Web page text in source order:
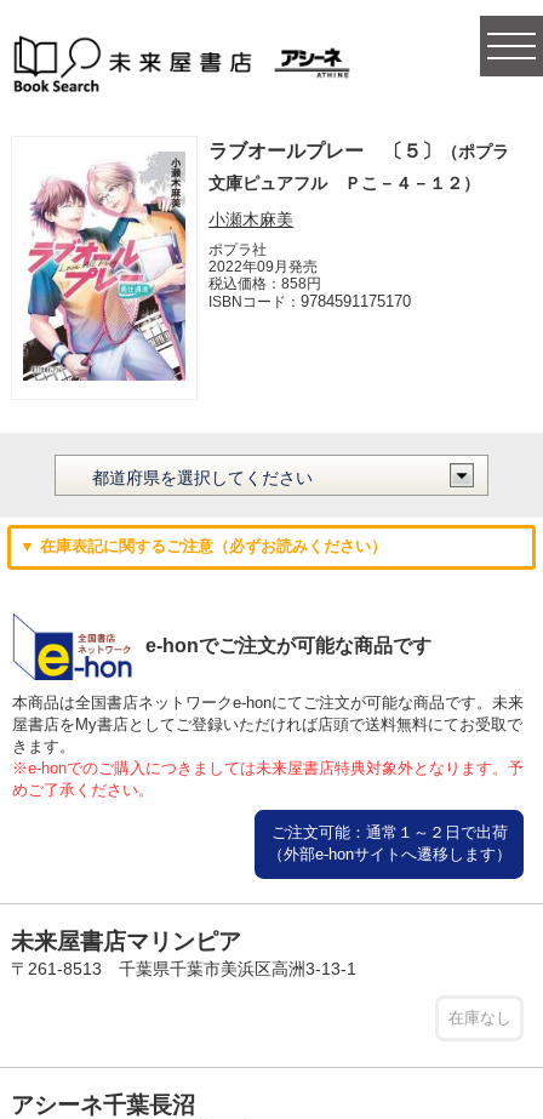
ラブオールプレー 〔５〕
（ポプラ
文庫ピュアフル Ｐこ－４－１２）
小瀬木麻美
ポプラ社
2022年09月発売
税込価格：858円
ISBNコード：9784591175170
▼ 在庫表記に関するご注意（必ずお読みください）
e-honでご注文が可能な商品です
本商品は全国書店ネットワークe-honにてご注文が可能な商品です。未来
屋書店をMy書店としてご登録いただければ店頭で送料無料にてお受取で
きます。
※e-honでのご購入につきましては未来屋書店特典対象外となります。予
めご了承ください。
ご注文可能：通常１～２日で出荷
（外部e-honサイトへ遷移します）
未来屋書店マリンピア
〒261-8513 千葉県千葉市美浜区高洲3-13-1
在庫なし
アシーネ千葉長沼